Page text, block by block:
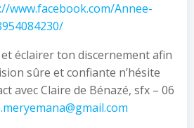
www.facebook.com/Annee-
éclairer ton discernement afin
sûre et confiante n’hésite
avec Claire de Bénazé, sfx – 06